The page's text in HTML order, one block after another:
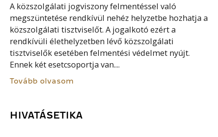
A közszolgálati jogviszony felmentéssel való
megszüntetése rendkívül nehéz helyzetbe hozhatja a
közszolgálati tisztviselőt. A jogalkotó ezért a
rendkívüli élethelyzetben lévő közszolgálati
tisztviselők esetében felmentési védelmet nyújt.
Ennek két esetcsoportja van....
Tovább olvasom
HIVATÁSETIKA